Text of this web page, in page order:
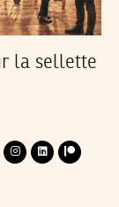
la sellette